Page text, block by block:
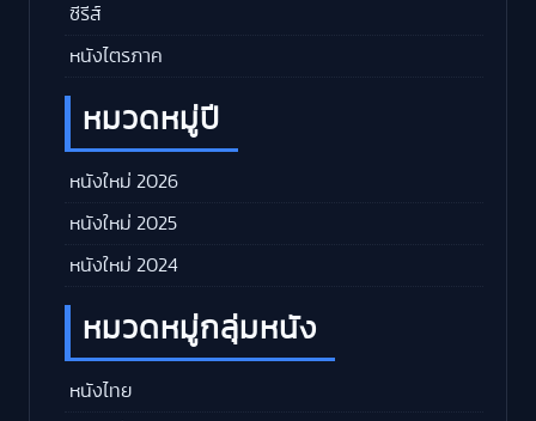
ซีรีส์
หนังไตรภาค
หมวดหมู่ปี
หนังใหม่ 2026
หนังใหม่ 2025
หนังใหม่ 2024
หมวดหมู่กลุ่มหนัง
หนังไทย